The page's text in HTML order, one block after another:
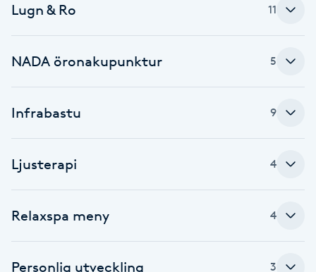
BIAB
Blowout
Brynformning
Brynfärgning
Brynplockning
Lugn & Ro 11
NADA öronakupunktur 5
Infrabastu 9
Ljusterapi 4
Relaxspa meny 4
Personlig utveckling 3